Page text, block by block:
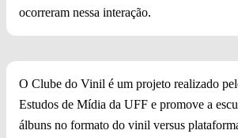
ocorreram nessa interação.
O Clube do Vinil é um projeto realizado
Estudos de Mídia da UFF e promove a
álbuns no formato do vinil versus